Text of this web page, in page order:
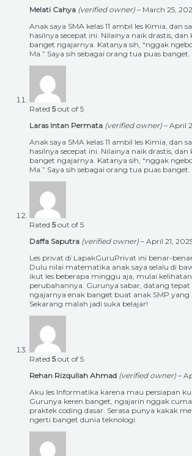
Melati Cahya (verified owner) – March 25,
Anak saya SMA kelas 11 ambil les Kimia, dan
hasilnya secepat ini. Nilainya naik drastis,
banget ngajarnya. Katanya sih, “nggak
Ma.” Saya sih sebagai orang tua puas banget.
Rated 5out of 5
Laras Intan Permata (verified owner) – April
Anak saya SMA kelas 11 ambil les Kimia, dan
hasilnya secepat ini. Nilainya naik drastis,
banget ngajarnya. Katanya sih, “nggak
Ma.” Saya sih sebagai orang tua puas banget.
Rated 5out of 5
Daffa Saputra (verified owner) – April 21,
Les privat di LapakGuruPrivat ini benar-
Dulu nilai matematika anak saya selalu di
ikut les beberapa minggu aja, mulai
perubahannya. Gurunya sabar, datang
ngajarnya enak banget buat anak SMP yang
Sekarang malah jadi suka belajar!
Rated 5out of 5
Rehan Rizqullah Ahmad (verified owner) –
Aku les Informatika karena mau persiapan
Gurunya keren banget, ngajarin nggak
praktek coding dasar. Serasa punya kakak
ngerti banget dunia teknologi.